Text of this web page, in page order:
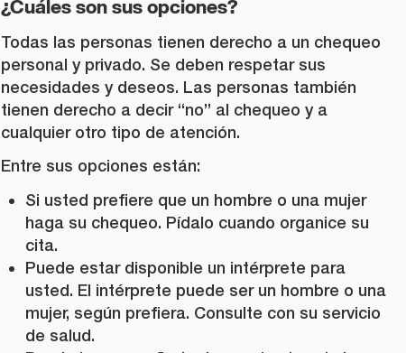
¿Cuáles son sus opciones?
Todas las personas tienen derecho a un chequeo
personal y privado. Se deben respetar sus
necesidades y deseos. Las personas también
tienen derecho a decir “no” al chequeo y a
cualquier otro tipo de atención.
Entre sus opciones están:
Si usted prefiere que un hombre o una mujer
haga su chequeo. Pídalo cuando organice su
cita.
Puede estar disponible un intérprete para
usted. El intérprete puede ser un hombre o una
mujer, según prefiera. Consulte con su servicio
de salud.